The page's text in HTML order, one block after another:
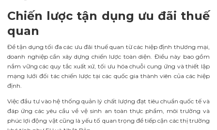
Chiến lược tận dụng ưu đãi thuế
quan
Để tận dụng tối đa các ưu đãi thuế quan từ các hiệp định thương mại,
doanh nghiệp cần xây dựng chiến lược toàn diện. Điều này bao gồm
nắm vững các quy tắc xuất xứ, tối ưu hóa chuỗi cung ứng và thiết lập
mạng lưới đối tác chiến lược tại các quốc gia thành viên của các hiệp
định.
Việc đầu tư vào hệ thống quản lý chất lượng đạt tiêu chuẩn quốc tế và
đáp ứng các yêu cầu về vệ sinh an toàn thực phẩm, môi trường và
phúc lợi động vật cũng là yếu tố quan trọng để tiếp cận các thị trường